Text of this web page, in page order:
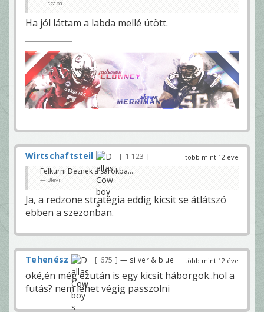
szaba
Ha jól láttam a labda mellé ütött.
több mint 12 éve
Wirtschaftsteil
1 123
Felkurni Deznek a sarokba....
Blevi
Ja, a redzone stratégia eddig kicsit se átlátszó
ebben a szezonban.
több mint 12 éve
Tehenész 675 — silver & blue
oké,én még ezután is egy kicsit háborgok..hol a
futás? nem lehet végig passzolni